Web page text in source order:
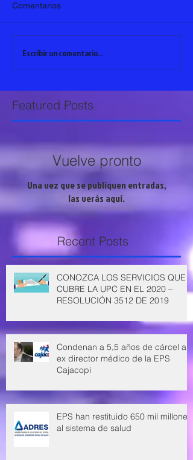
Comentarios
Escribir un comentario...
Featured Posts
Vuelve pronto
Una vez que se publiquen entradas,
las verás aquí.
Recent Posts
CONOZCA LOS SERVICIOS QUE
CUBRE LA UPC EN EL 2020 –
RESOLUCIÓN 3512 DE 2019
Condenan a 5,5 años de cárcel a
ex director médico de la EPS
Cajacopi
EPS han restituido 650 mil millones
al sistema de salud